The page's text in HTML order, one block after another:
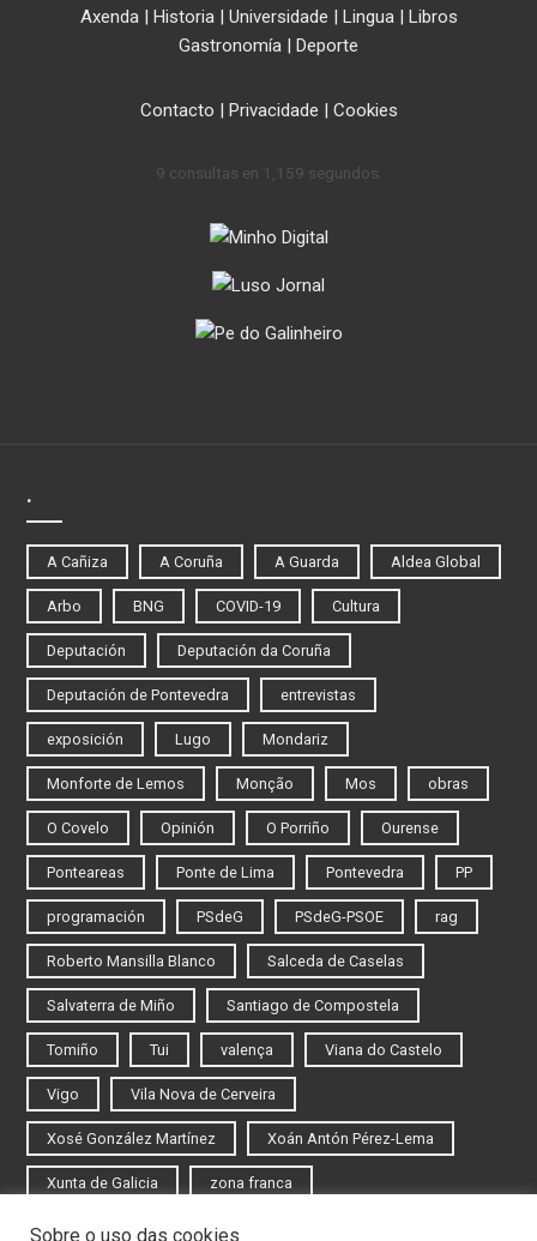
Axenda| Historia| Universidade | Lingua| Libros
Gastronomía | Deporte
Contacto | Privacidade | Cookies
9 consultas en 1,159 segundos.
.
A Cañiza A Coruña A Guarda Aldea Global
Arbo BNG COVID-19 Cultura
Deputación Deputación da Coruña
Deputación de Pontevedra entrevistas
exposición Lugo Mondariz
Monforte de Lemos Monção Mos obras
O Covelo Opinión O Porriño Ourense
Ponteareas Ponte de Lima Pontevedra PP
programación PSdeG PSdeG-PSOE rag
Roberto Mansilla Blanco Salceda de Caselas
Salvaterra de Miño Santiago de Compostela
Tomiño Tui valença Viana do Castelo
Vigo Vila Nova de Cerveira
Xosé González Martínez Xoán Antón Pérez-Lema
Xunta de Galicia zona franca
Sobre o uso das cookies